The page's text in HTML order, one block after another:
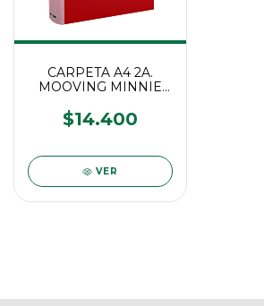
CARPETA A4 2A.
MOOVING MINNIE
$14.400
VER